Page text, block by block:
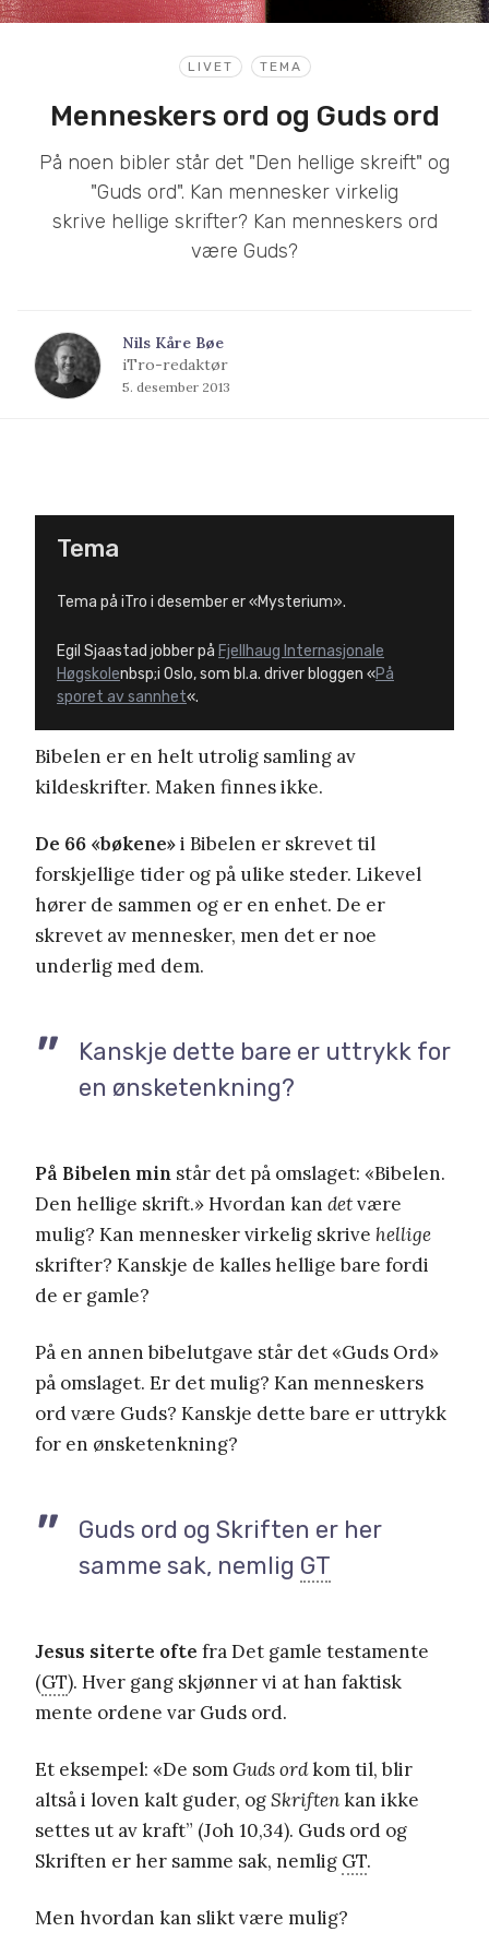
LIVET TEMA
Menneskers ord og Guds ord
På noen bibler står det "Den hellige skreift" og
"Guds ord". Kan mennesker virkelig
skrive hellige skrifter? Kan menneskers ord
være Guds?
Nils Kåre Bøe
iTro-redaktør
5. desember 2013
Tema
Tema på iTro i desember er «Mysterium».
Egil Sjaastad jobber på Fjellhaug Internasjonale
Høgskolenbsp;i Oslo, som bl.a. driver bloggen «På
sporet av sannhet«.
Bibelen er en helt utrolig samling av
kildeskrifter. Maken finnes ikke.
De 66 «bøkene»i Bibelen er skrevet til
forskjellige tider og på ulike steder. Likevel
hører de sammen og er en enhet. De er
skrevet av mennesker, men det er noe
underlig med dem.
Kanskje dette bare er uttrykk for
en ønsketenkning?
På Bibelen min står det på omslaget: «Bibelen.
Den hellige skrift.» Hvordan kan detvære
mulig? Kan mennesker virkelig skrive hellige
skrifter? Kanskje de kalles hellige bare fordi
de er gamle?
På en annen bibelutgave står det «Guds Ord»
på omslaget. Er det mulig? Kan menneskers
ord være Guds? Kanskje dette bare er uttrykk
for en ønsketenkning?
Guds ord og Skriften er her
samme sak, nemlig GT
Jesus siterte ofte fra Det gamle testamente
(GT). Hver gang skjønner vi at han faktisk
mente ordene var Guds ord.
Et eksempel: «De somGuds ordkom til, blir
altså i loven kalt guder, ogSkriftenkan ikke
settes ut av kraft” (Joh 10,34). Guds ord og
Skriften er her samme sak, nemlig GT.
Men hvordan kan slikt være mulig?